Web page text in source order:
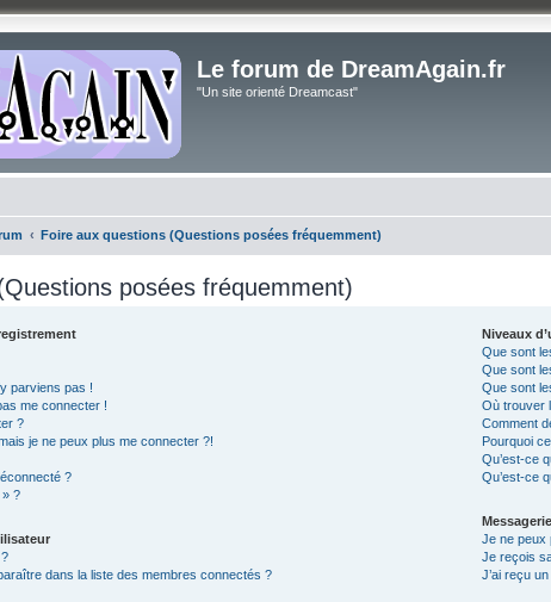
Le forum de DreamAgain.fr
"Un site orienté Dreamcast"
Foire aux questions (Questions posées fréquemment)
posées fréquemment)
parviens pas !
me connecter !
?
je ne peux plus me connecter ?!
?
» ?
dans la liste des membres connectés ?
Niveaux
Que sont
Que sont
Que sont
Où trouver
Comment
Pourquoi
Qu’est-ce
Qu’est-ce
Je ne peux
Je reçois
J’ai reçu